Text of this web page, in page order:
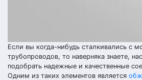
Если вы когда-нибудь сталкивались с
трубопроводов, то наверняка знаете,
подобрать надежные и качественные
Одним из таких элементов является